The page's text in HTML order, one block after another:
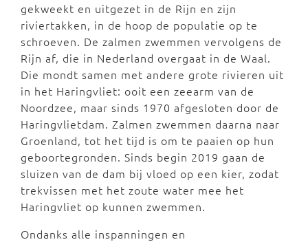
gekweekt en uitgezet in de Rijn en zijn
riviertakken, in de hoop de populatie op te
schroeven. De zalmen zwemmen vervolgens de
Rijn af, die in Nederland overgaat in de Waal.
Die mondt samen met andere grote rivieren uit
in het Haringvliet: ooit een zeearm van de
Noordzee, maar sinds 1970 afgesloten door de
Haringvlietdam. Zalmen zwemmen daarna naar
Groenland, tot het tijd is om te paaien op hun
geboortegronden. Sinds begin 2019 gaan de
sluizen van de dam bij vloed op een kier, zodat
trekvissen met het zoute water mee het
Haringvliet op kunnen zwemmen.
Ondanks alle inspanningen en